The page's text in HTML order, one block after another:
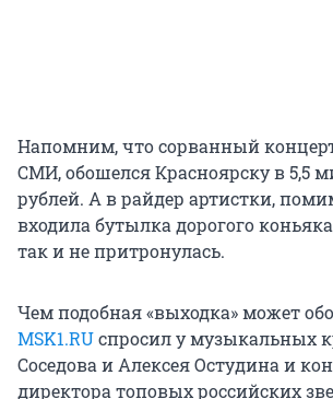
Напомним, что сорванный
СМИ, обошелся Красноярску в 5,5
рублей. А в райдер артистки,
входила бутылка дорогого
так и не притронулась.
Чем подобная «выходка» может
MSK1.RUспросил у музыкальных
Соседова и Алексея Остудина и
директора топовых российских